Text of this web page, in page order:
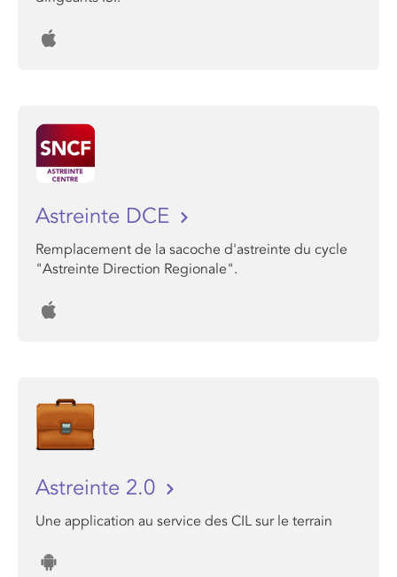
Astreinte DCE
Remplacement de la sacoche d'astreinte du cycle
"Astreinte Direction Regionale".
Astreinte 2.0
Une application au service des CIL sur le terrain